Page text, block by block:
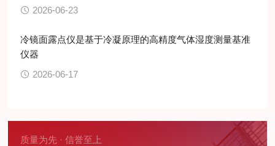
2026-06-23
冷镜面露点仪是基于冷凝原理的高精度气体湿度测量基准
仪器
2026-06-17
质量为先 · 信誉至上